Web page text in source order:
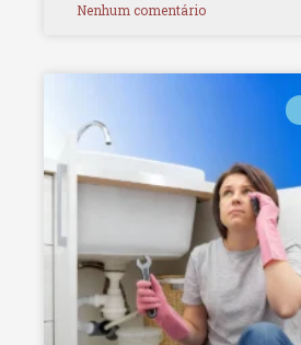
Nenhum comentário